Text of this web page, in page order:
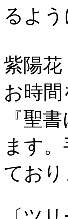
るよう
紫陽花
お時
『聖
ます
ており